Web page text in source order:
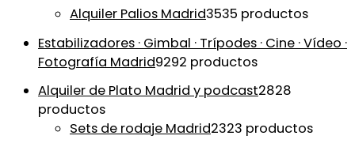
Alquiler Palios Madrid3535 productos
Estabilizadores · Gimbal · Trípodes · Cine · Vídeo ·
Fotografía Madrid9292 productos
Alquiler de Plato Madrid y podcast2828
productos
Sets de rodaje Madrid2323 productos